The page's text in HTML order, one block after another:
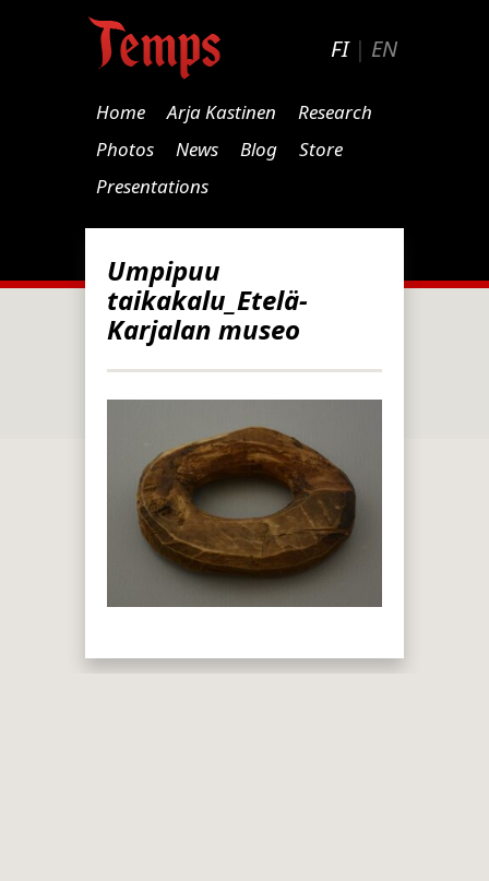
FI| EN
Home Arja Kastinen
Research
Photos
News Blog
Store
Presentations
Umpipuu
taikakalu_Etelä-
Karjalan museo